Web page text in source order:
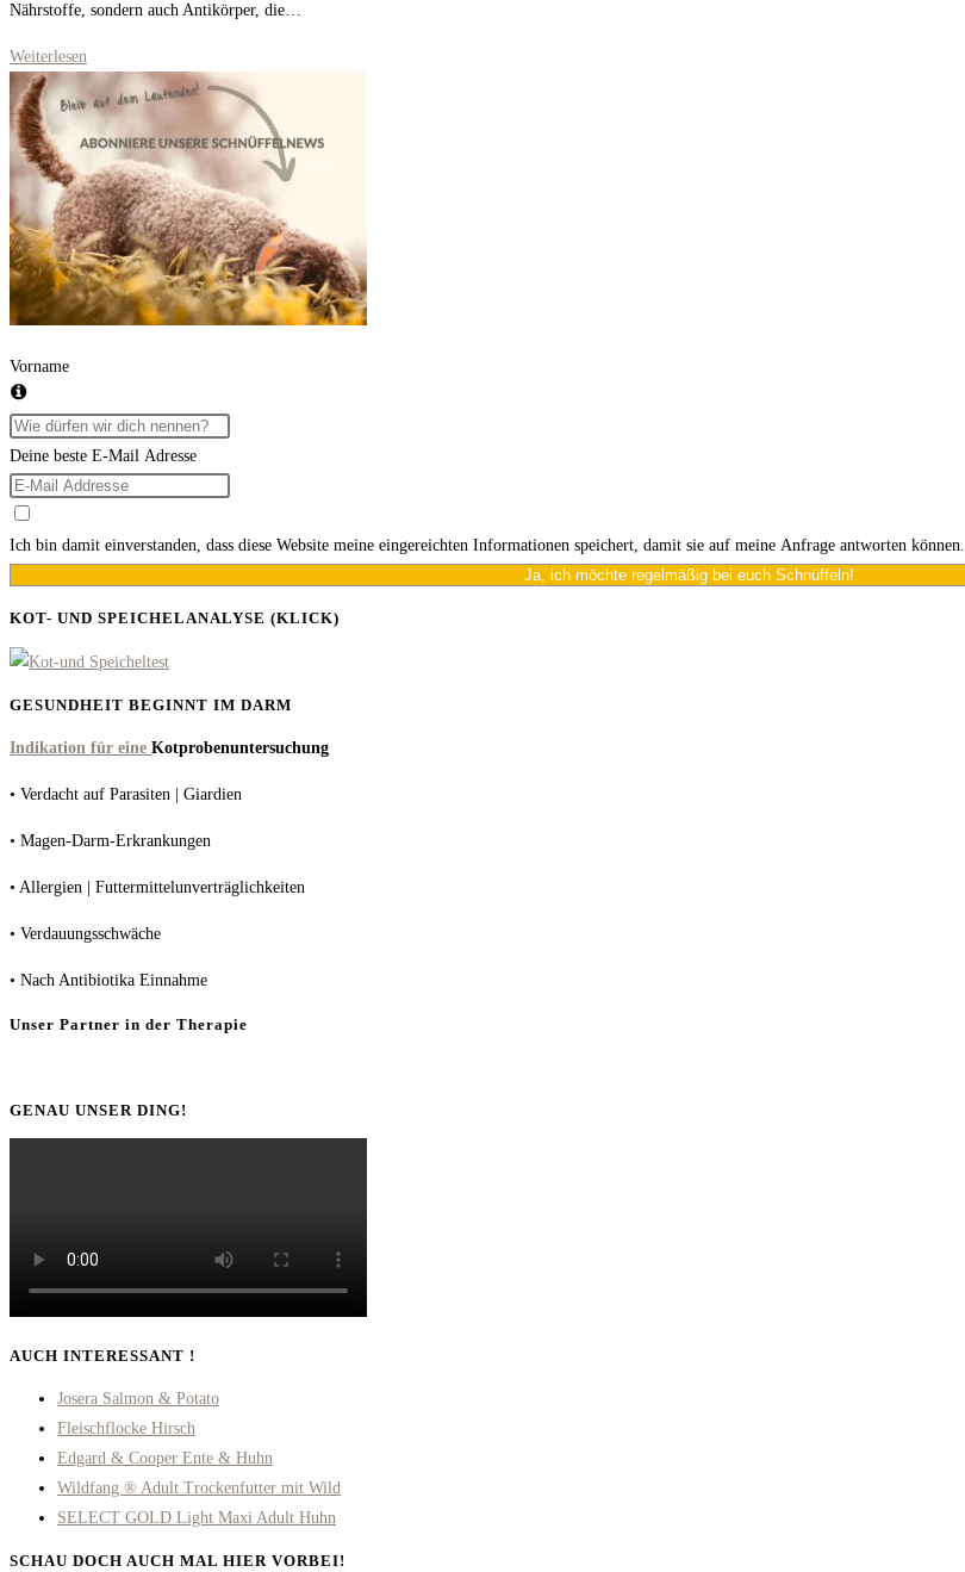
Nährstoffe, sondern auch Antikörper, die…
Weiterlesen
für
Hunde
Power
Vorname
Deine beste E-Mail Adresse
Ich bin damit einverstanden, dass diese Website meine eingereichten Informationen speichert, damit sie auf meine Anfrage antworten können.
Ja, ich möchte regelmäßig bei euch Schnüffeln!
KOT- UND SPEICHELANALYSE (KLICK)
GESUNDHEIT BEGINNT IM DARM
Indikation für eine Kotprobenuntersuchung
• Verdacht auf Parasiten | Giardien
• Magen-Darm-Erkrankungen
• Allergien | Futtermittelunverträglichkeiten
• Verdauungsschwäche
• Nach Antibiotika Einnahme
Unser Partner in der Therapie
GENAU UNSER DING!
AUCH INTERESSANT !
Josera Salmon & Potato
Fleischflocke Hirsch
Edgard & Cooper Ente & Huhn
Wildfang ® Adult Trockenfutter mit Wild
SELECT GOLD Light Maxi Adult Huhn
SCHAU DOCH AUCH MAL HIER VORBEI!